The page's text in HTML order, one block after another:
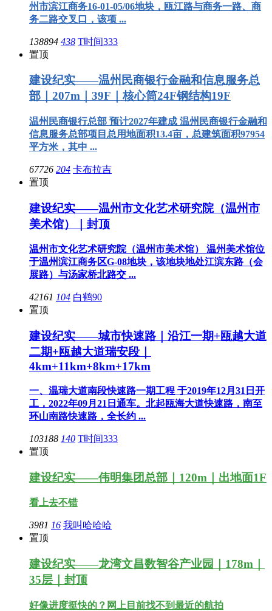
州市滨江商务16-01-05/06地块，瓯江路与商务一路、商
务二路交叉口，该项 ...
138894 438 T时间333
置顶
建设纪实——温州民商银行金融和信息服务总
部｜207m｜39F｜核心筒24F钢结构19F
温州民商银行总部 预计2027年建成 温州民商银行金融和
信息服务总部项目总用地面积13.4亩，总建筑面积97954
平方米，其中 ...
67726 204 卡布拉吉
置顶
建设纪实——温州市文化艺术研究院（温州市
美术馆）｜封顶
温州市文化艺术研究院（温州市美术馆） 温州美术馆位
于温州滨江商务区G-08地块，该地块地处江滨东路（会
展路）与汤家桥北路交 ...
42161 104 白鹤90
置顶
建设纪实——城市快速路｜沿江一期+瓯越大道
二期+瓯越大道瑞安段｜
4km+11km+8km+17km
一、温瑞大道南段快速路一期工程 于2019年12月31日开
工，2022年09月21日通车。北起瓯海大道快速路，南至
环山南路快速路，全长约 ...
103188 140 T时间333
置顶
建设纪实——伟明集团总部｜120m｜出地面1F
看上去不错
3981 16 我叫哈哈哈
置顶
建设纪实——龙湾文昌数智谷产业园｜178m｜
35层｜封顶
好像进度挺快的？网上目前找不到最近的航拍